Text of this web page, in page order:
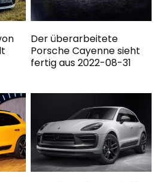
Der überarbeitete
Porsche Cayenne sieht
fertig aus 2022-08-31